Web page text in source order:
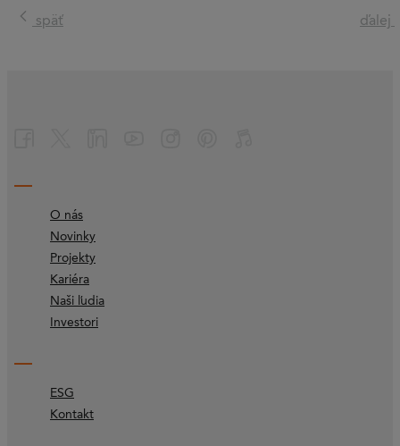
späť ďalej
O nás
Novinky
Projekty
Kariéra
Naši ľudia
Investori
ESG
Kontakt